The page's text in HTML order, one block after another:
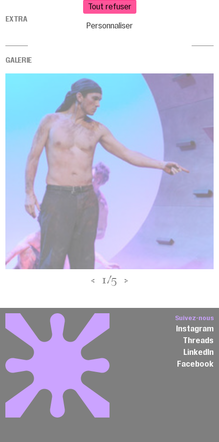
EXTRAIT VIDÉO
GALERIE
< 1/5 >
Suivez-nous
Instagram
Threads
LinkedIn
Facebook
Tout refuser
Personnaliser